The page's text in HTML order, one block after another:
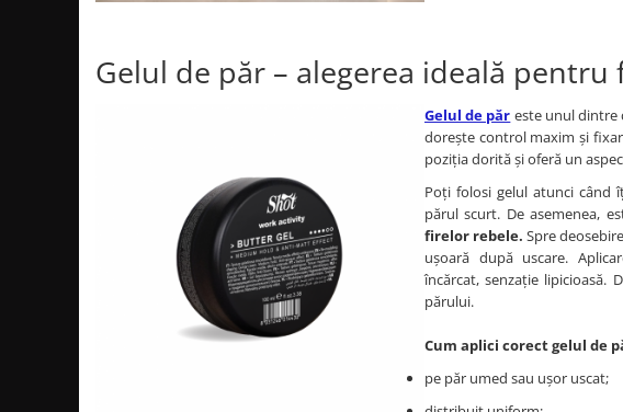
Gelul de păr – alegerea ideală
Gelul de păr este unul dintre
dorește control maxim și
poziția dorită și oferă un
Poți folosi gelul atunci când
părul scurt. De asemenea,
firelor rebele. Spre
ușoară după uscare.
încărcat, senzație lipicioasă.
părului.
Cum aplici corect gelul de
pe păr umed sau ușor uscat;